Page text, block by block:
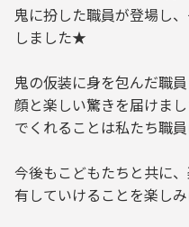
鬼に扮した職員が登場し
しました★
鬼の仮装に身を包んだ職
顔と楽しい驚きを届けま
でくれることは私たち職
今後もこどもたちと共に
有していけることを楽し